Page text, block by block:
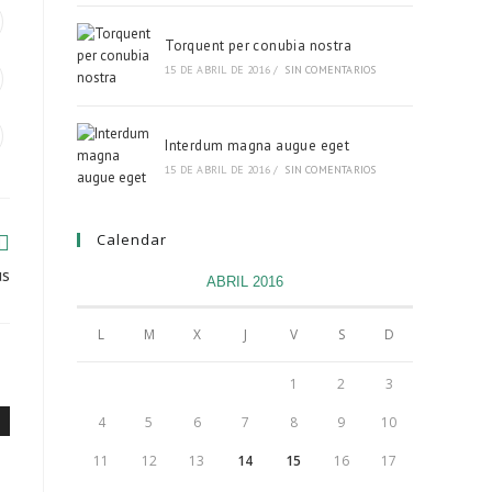
Torquent per conubia nostra
15 DE ABRIL DE 2016 / SIN COMENTARIOS
Interdum magna augue eget
15 DE ABRIL DE 2016 / SIN COMENTARIOS
Calendar
ABRIL 2016
L M X J V S D
1 2 3
4 5 6 7 8 9 10
11 12 13 14 15 16 17